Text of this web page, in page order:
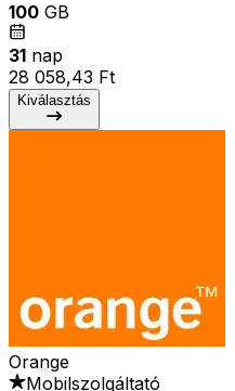
100 GB
31 nap
28 058,43 Ft
Kiválasztás
Orange
Mobilszolgáltató